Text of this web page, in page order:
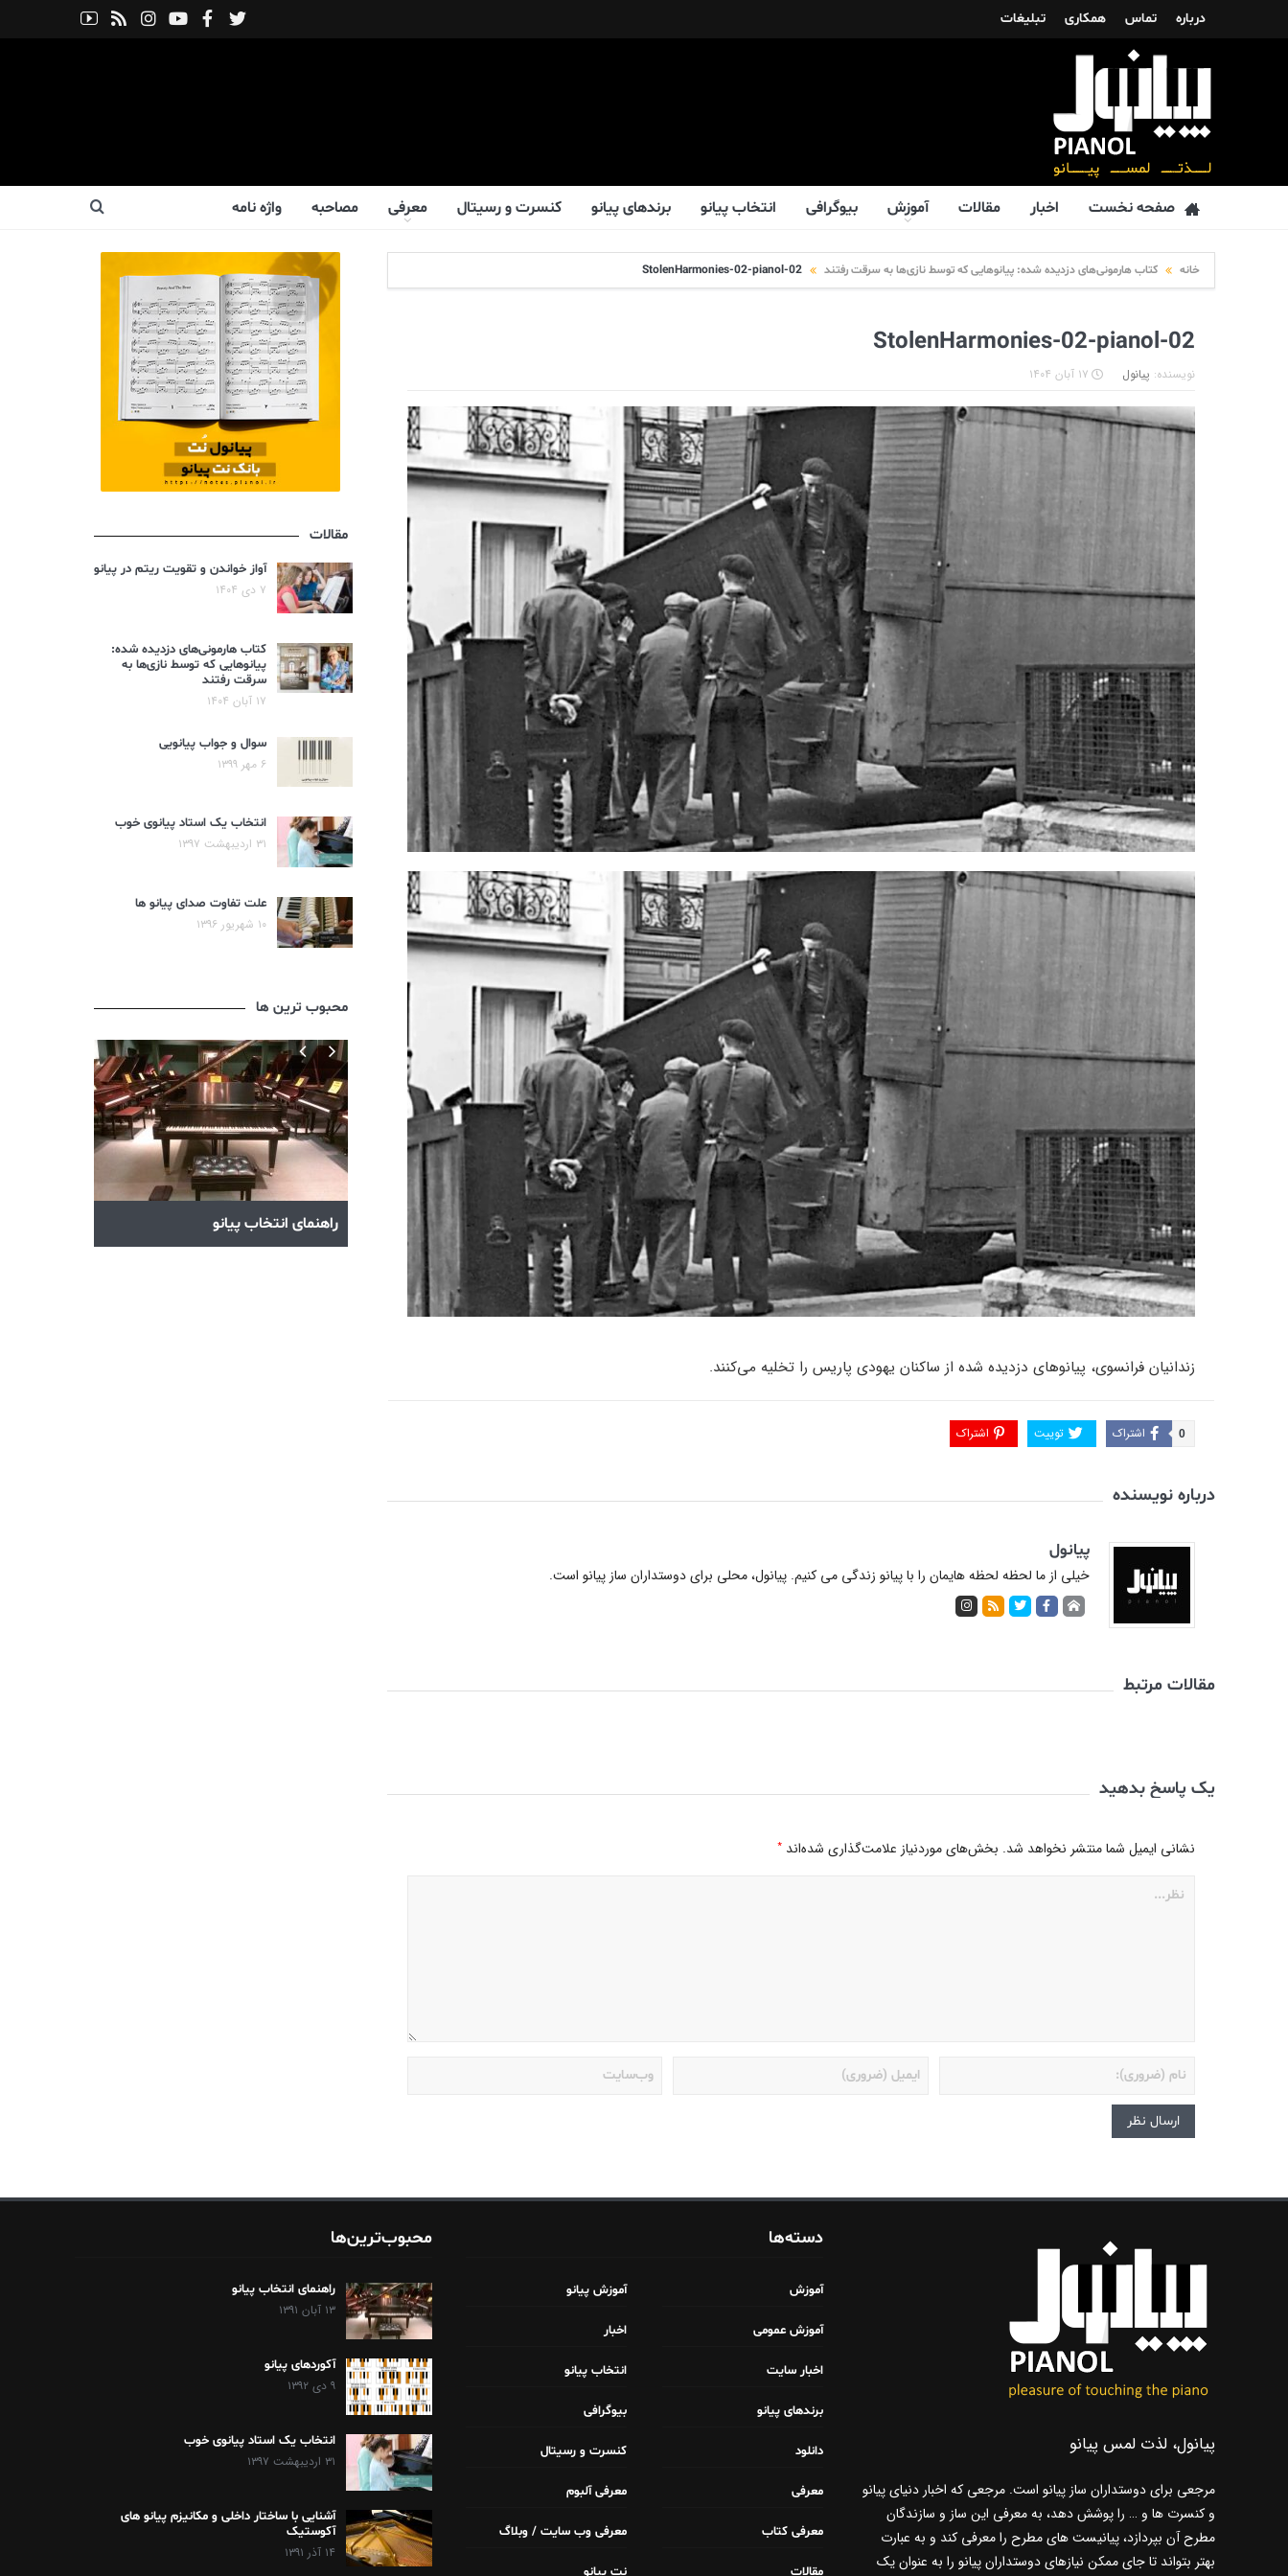
درباره تماس همکاری تبلیغات
صفحه نخست اخبار مقالات آموزش بیوگرافی انتخاب پیانو برندهای پیانو کنسرت و رسیتال معرفی مصاحبه واژه نامه
خانه کتاب هارمونی‌های دزدیده شده: پیانوهایی که توسط نازی‌ها به سرقت رفتند 02-StolenHarmonies-02-pianol
02-StolenHarmonies-02-pianol
نویسنده: پیانول ۱۷ آبان ۱۴۰۴
زندانیان فرانسوی، پیانوهای دزدیده شده از ساکنان یهودی پاریس را تخلیه می‌کنند.
اشتراک 0 توییت اشتراک
درباره نویسنده
پیانول
خیلی از ما لحظه لحظه هایمان را با پیانو زندگی می کنیم. پیانول، محلی برای دوستداران ساز پیانو است.
مقالات مرتبط
یک پاسخ بدهید
نشانی ایمیل شما منتشر نخواهد شد. بخش‌های موردنیاز علامت‌گذاری شده‌اند*
مقالات
آواز خواندن و تقویت ریتم در پیانو
۷ دی ۱۴۰۴
کتاب هارمونی‌های دزدیده شده:
پیانوهایی که توسط نازی‌ها به
سرقت رفتند
۱۷ آبان ۱۴۰۴
سوال و جواب پیانویی
۶ مهر ۱۳۹۹
انتخاب یک استاد پیانوی خوب
۳۱ اردیبهشت ۱۳۹۷
علت تفاوت صدای پیانو ها
۱۰ شهریور ۱۳۹۶
محبوب ترین ها
آکوردهای پیانو انتخاب یک استاد پیانوی خوب جواد معروفی
آشنایی با ساختار داخلی و مکانیزم پیانو
های آکوستیک
پیانول، لذت لمس پیانو
مرجعی برای دوستداران ساز پیانو است. مرجعی که اخبار دنیای پیانو
و کنسرت ها و … را پوشش دهد، به معرفی این ساز و سازندگان
مطرح آن بپردازد، پیانیست های مطرح را معرفی کند و به عبارت
بهتر بتواند تا جای ممکن نیازهای دوستداران پیانو را به عنوان یک
دسته‌ها
آموزش آموزش پیانو
آموزش عمومی اخبار
اخبار سایت انتخاب پیانو
برندهای پیانو بیوگرافی
دانلود کنسرت و رسیتال
معرفی معرفی آلبوم
معرفی کتاب معرفی وب سایت / وبلاگ
مقالات نت پیانو
محبوب‌ترین‌ها
راهنمای انتخاب پیانو
۱۳ آبان ۱۳۹۱
آکوردهای پیانو
۹ دی ۱۳۹۲
انتخاب یک استاد پیانوی خوب
۳۱ اردیبهشت ۱۳۹۷
آشنایی با ساختار داخلی و مکانیزم پیانو های
آکوستیک
۱۴ آذر ۱۳۹۱